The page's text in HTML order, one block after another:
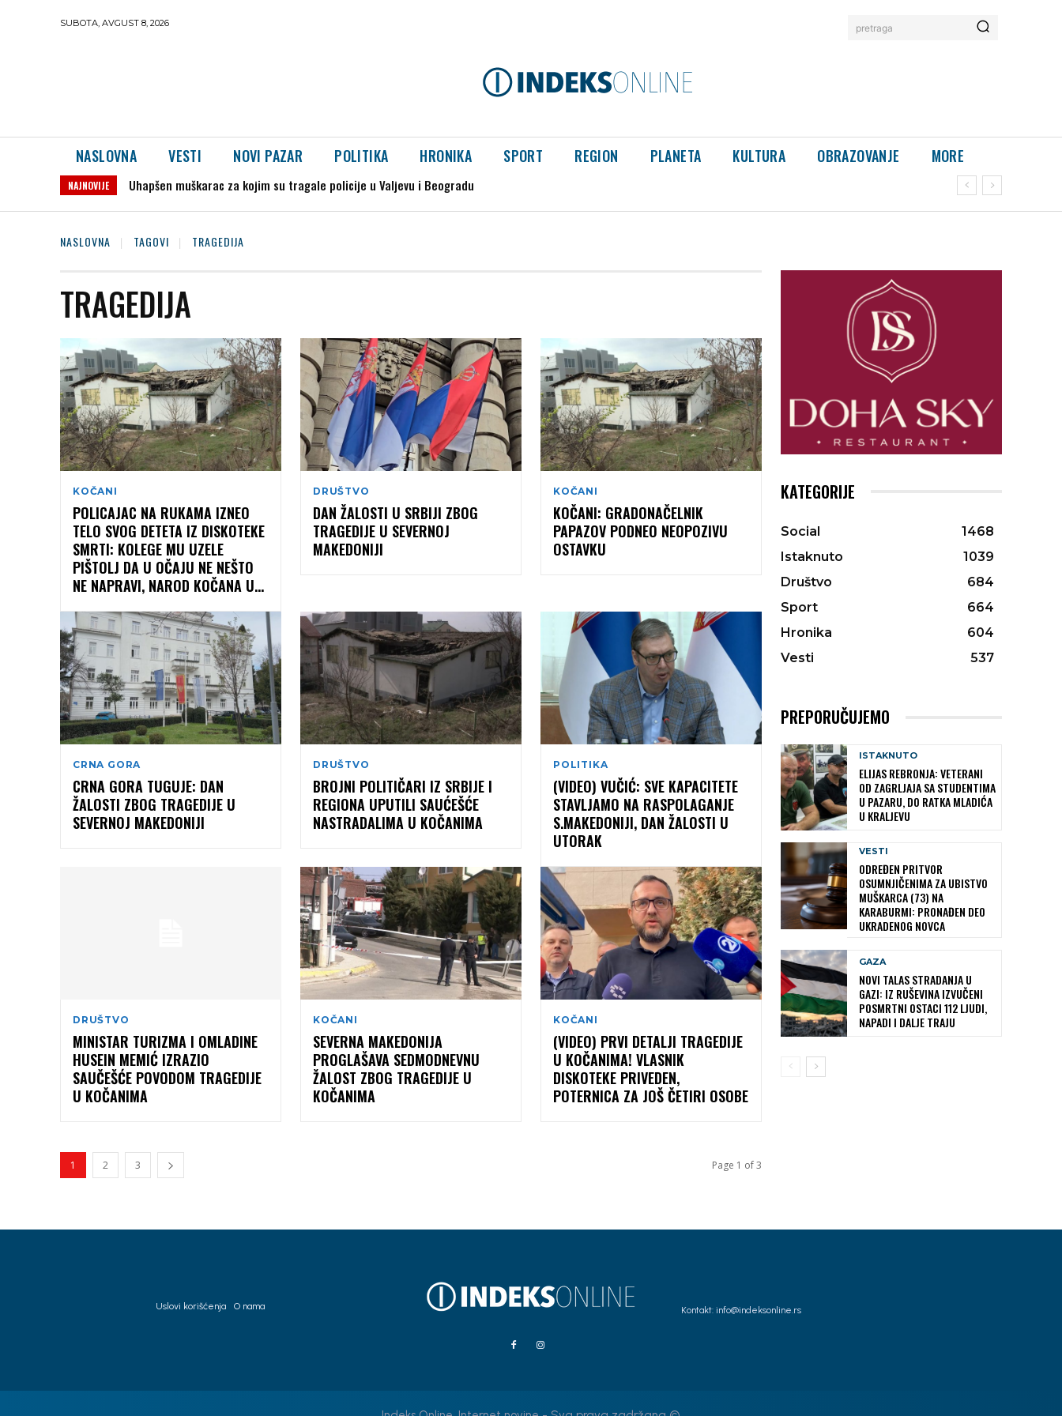
SUBOTA, AVGUST 8, 2026 pretraga
NASLOVNA VESTI NOVI PAZAR POLITIKA HRONIKA SPORT REGION PLANETA KULTURA OBRAZOVANJE MORE
NAJNOVIJE Uhapšen muškarac za kojim su tragale policije u Valjevu i Beogradu
NASLOVNA TAGOVI TRAGEDIJA
TRAGEDIJA
KOČANI
POLICAJAC NA RUKAMA IZNEO
TELO SVOG DETETA IZ DISKOTEKE
SMRTI: KOLEGE MU UZELE
PIŠTOLJ DA U OČAJU NE NEŠTO
NE NAPRAVI, NAROD KOČANA U...
DRUŠTVO
DAN ŽALOSTI U SRBIJI ZBOG
TRAGEDIJE U SEVERNOJ
MAKEDONIJI
KOČANI
KOČANI: GRADONAČELNIK
PAPAZOV PODNEO NEOPOZIVU
OSTAVKU
CRNA GORA
CRNA GORA TUGUJE: DAN
ŽALOSTI ZBOG TRAGEDIJE U
SEVERNOJ MAKEDONIJI
DRUŠTVO
BROJNI POLITIČARI IZ SRBIJE I
REGIONA UPUTILI SAUĆEŠĆE
NASTRADALIMA U KOČANIMA
POLITIKA
(VIDEO) VUČIĆ: SVE KAPACITETE
STAVLJAMO NA RASPOLAGANJE
S.MAKEDONIJI, DAN ŽALOSTI U
UTORAK
DRUŠTVO
MINISTAR TURIZMA I OMLADINE
HUSEIN MEMIĆ IZRAZIO
SAUČEŠĆE POVODOM TRAGEDIJE
U KOČANIMA
KOČANI
SEVERNA MAKEDONIJA
PROGLAŠAVA SEDMODNEVNU
ŽALOST ZBOG TRAGEDIJE U
KOČANIMA
KOČANI
(VIDEO) PRVI DETALJI TRAGEDIJE
U KOČANIMA! VLASNIK
DISKOTEKE PRIVEDEN,
POTERNICA ZA JOŠ ČETIRI OSOBE
1 2 3 Page 1 of 3
KATEGORIJE
Social
1468
Istaknuto
1039
Društvo
684
Sport
664
Hronika
604
Vesti
537
PREPORUČUJEMO
ISTAKNUTO
ELIJAS REBRONJA: VETERANI
OD ZAGRLJAJA SA STUDENTIMA
U PAZARU, DO RATKA MLADIĆA
U KRALJEVU
VESTI
ODREĐEN PRITVOR
OSUMNJIČENIMA ZA UBISTVO
MUŠKARCA (73) NA
KARABURMI: PRONAĐEN DEO
UKRADENOG NOVCA
GAZA
NOVI TALAS STRADANJA U
GAZI: IZ RUŠEVINA IZVUČENI
POSMRTNI OSTACI 112 LJUDI,
NAPADI I DALJE TRAJU
Uslovi korišćenja O nama Kontakt: info@indeksonline.rs